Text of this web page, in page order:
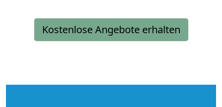
Kostenlose Angebote erhalten